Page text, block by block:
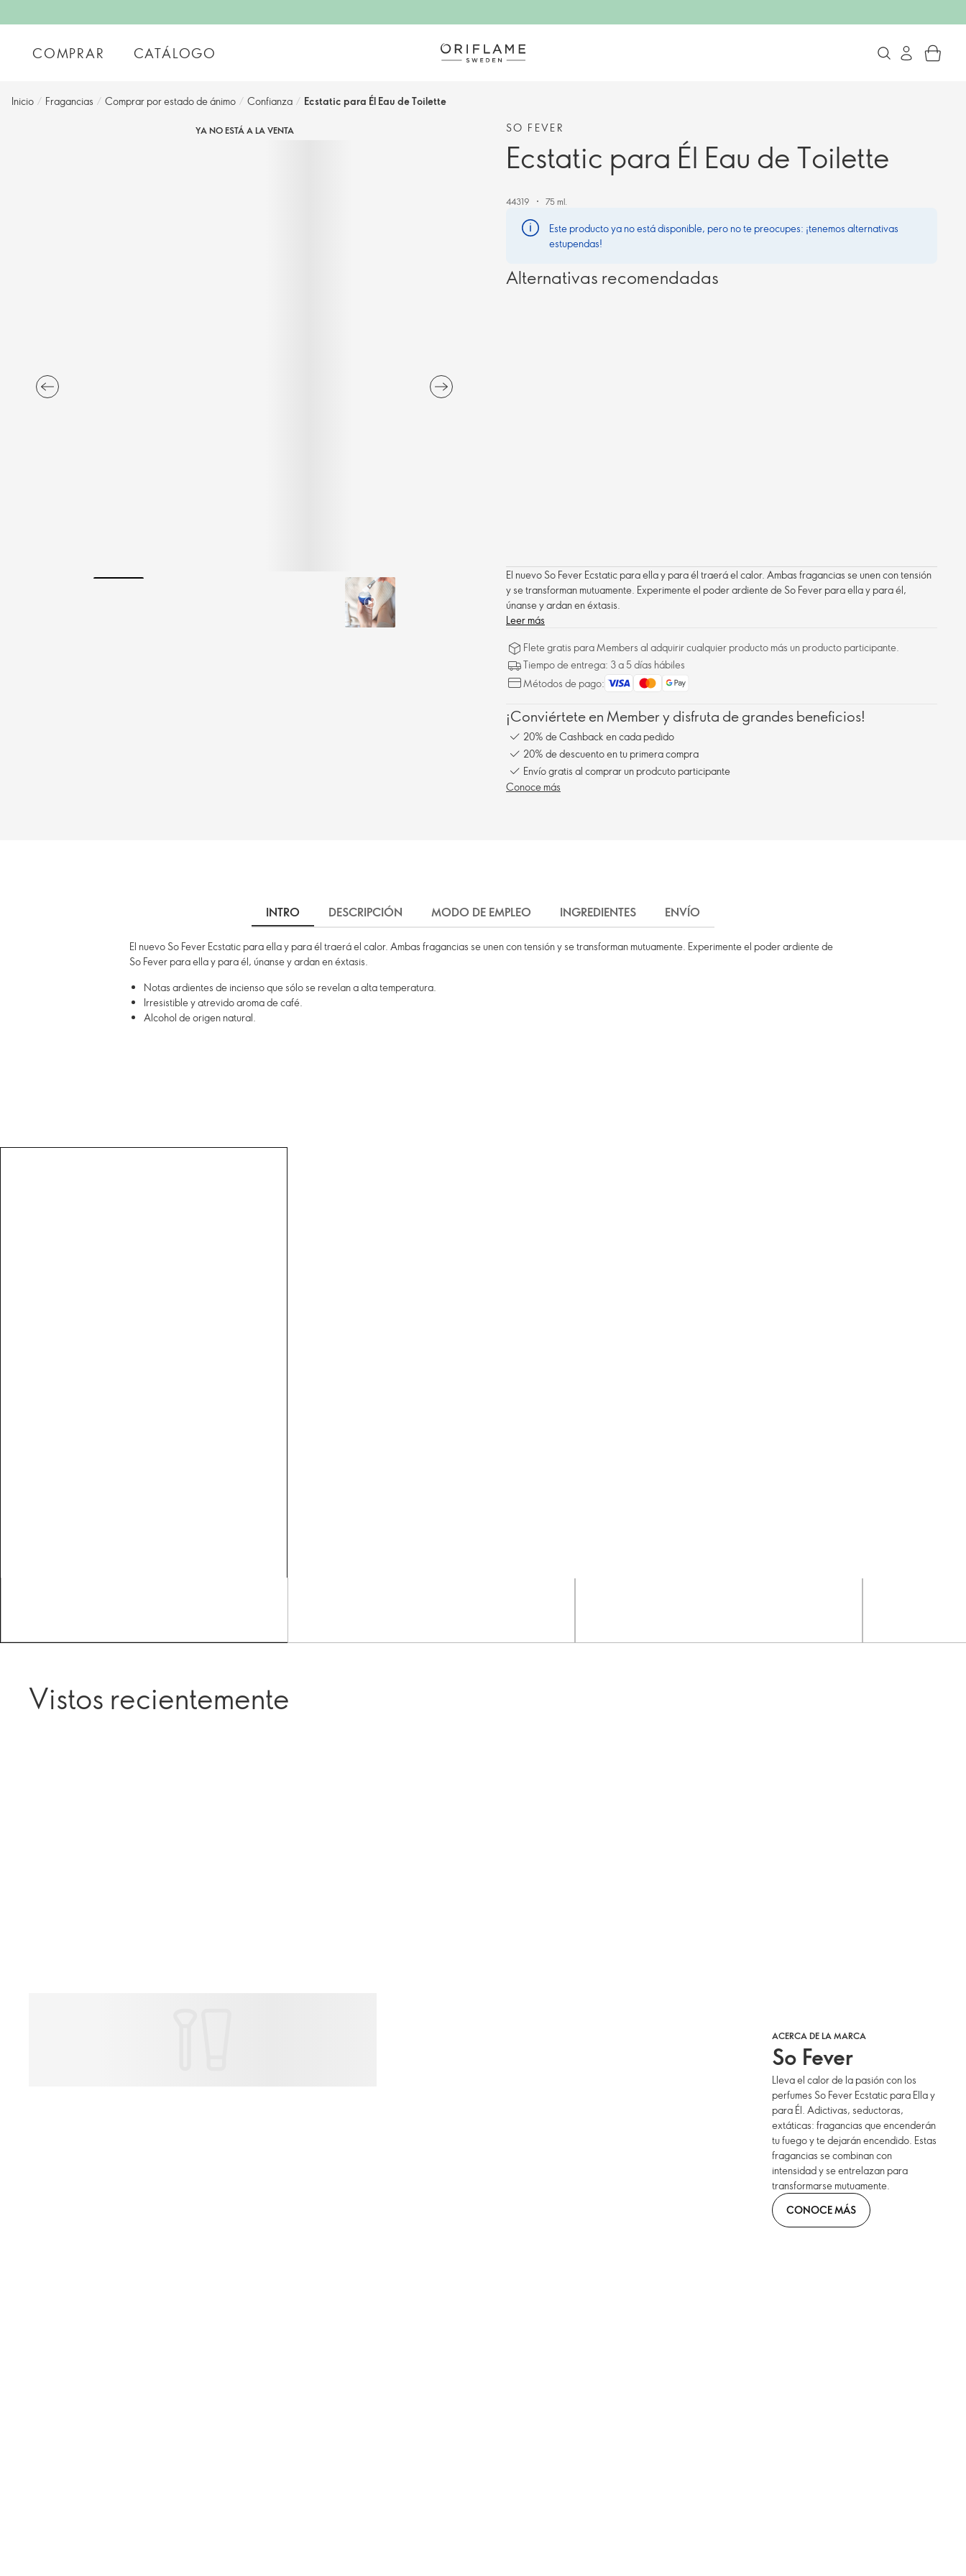
COMPRAR CATÁLOGO
Inicio / Fragancias / Comprar por estado de ánimo / Confianza / Ecstatic para Él Eau de Toilette
YA NO ESTÁ A LA VENTA SO FEVER
Ecstatic para Él Eau de Toilette
44319 75 ml.
Este producto ya no está disponible, pero no te preocupes: ¡tenemos alternativas
estupendas!
Alternativas recomendadas
El nuevo So Fever Ecstatic para ella y para él traerá el calor. Ambas fragancias se unen con tensión
y se transforman mutuamente. Experimente el poder ardiente de So Fever para ella y para él,
únanse y ardan en éxtasis.
Leer más
Flete gratis para Members al adquirir cualquier producto más un producto participante.
Tiempo de entrega: 3 a 5 días hábiles
Métodos de pago:
¡Conviértete en Member y disfruta de grandes beneficios!
20% de Cashback en cada pedido
20% de descuento en tu primera compra
Envío gratis al comprar un prodcuto participante
Conoce más
INTRO DESCRIPCIÓN MODO DE EMPLEO INGREDIENTES ENVÍO
El nuevo So Fever Ecstatic para ella y para él traerá el calor. Ambas fragancias se unen con tensión y se transforman mutuamente. Experimente el poder ardiente de
So Fever para ella y para él, únanse y ardan en éxtasis.
Notas ardientes de incienso que sólo se revelan a alta temperatura.
Irresistible y atrevido aroma de café.
Alcohol de origen natural.
Vistos recientemente
ACERCA DE LA MARCA
So Fever
Lleva el calor de la pasión con los
perfumes So Fever Ecstatic para Ella y
para Él. Adictivas, seductoras,
extáticas: fragancias que encenderán
tu fuego y te dejarán encendido. Estas
fragancias se combinan con
intensidad y se entrelazan para
transformarse mutuamente.
CONOCE MÁS